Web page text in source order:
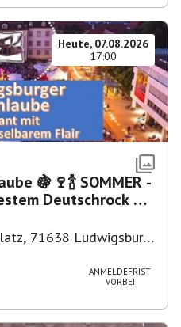
Heute, 07.08.2026
17:00
🍇🍷🍾 SOMMER -
Deutschrock 🎼
71638 Ludwigsburg,
ANMELDEFRIST
VORBEI